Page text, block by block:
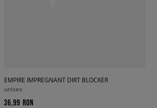
EMPIRE IMPREGNANT DIRT BLOCKER
unisex
36,99 RON